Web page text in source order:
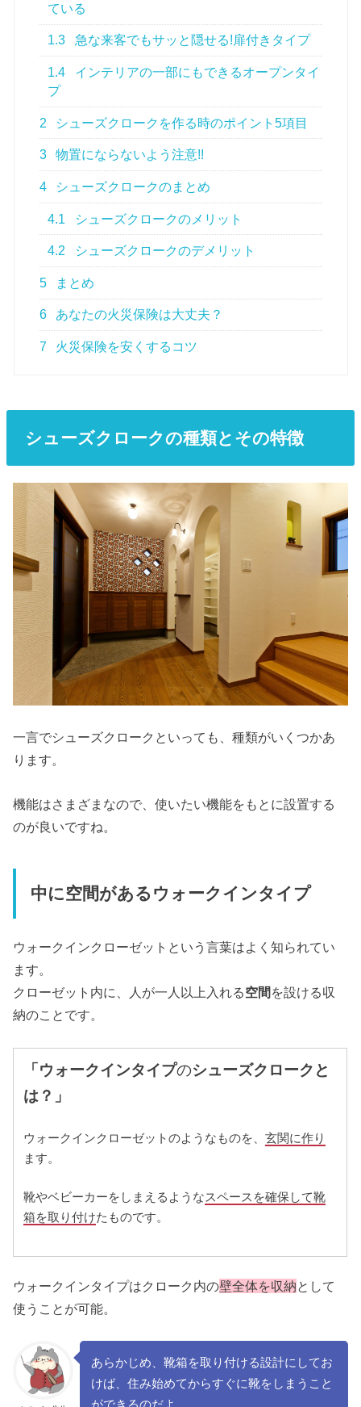
ている
1.3 急な来客でもサッと隠せる!扉付きタイプ
1.4
インテリアの一部にもできるオープンタイ
プ
2 シューズクロークを作る時のポイント5項目
3 物置にならないよう注意!!
4 シューズクロークのまとめ
4.1 シューズクロークのメリット
4.2 シューズクロークのデメリット
5 まとめ
6 あなたの火災保険は大丈夫？
7 火災保険を安くするコツ
シューズクロークの種類とその特徴
一言でシューズクロークといっても、種類がいくつかあ
ります。
機能はさまざまなので、使いたい機能をもとに設置する
のが良いですね。
中に空間があるウォークインタイプ
ウォークインクローゼットという言葉はよく知られてい
ます。
クローゼット内に、人が一人以上入れる空間 を設ける収
納のことです。
「ウォークインタイプのシューズクロークと
は？」
ウォークインクローゼットのようなものを、玄関に作り
ます。
靴やベビーカーをしまえるようなスペースを確保して靴
箱を取り付けたものです。
ウォークインタイプはクローク内の壁全体を収納として
使うことが可能。
あらかじめ、靴箱を取り付ける設計にしてお
けば、住み始めてからすぐに靴をしまうこと